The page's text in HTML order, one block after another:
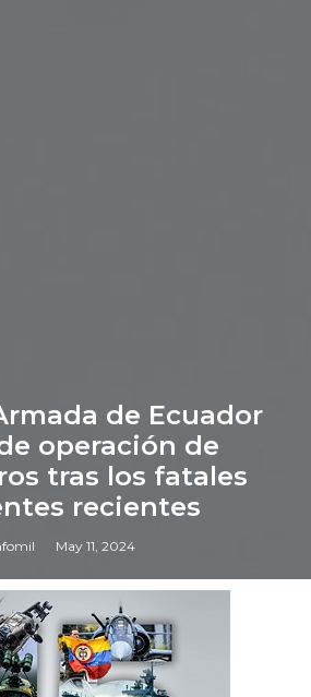
de Ecuador
operación de
tras los fatales
recientes
May 11, 2024